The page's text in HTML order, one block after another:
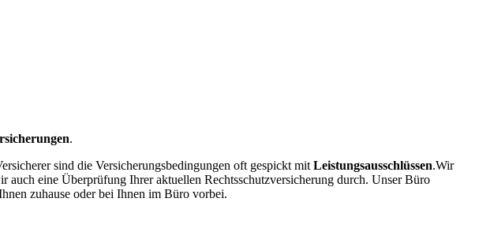
.
sind die Versicherungsbedingungen oft gespickt mit Leistungsausschlüssen.Wir
auch eine Überprüfung Ihrer aktuellen Rechtsschutzversicherung durch. Unser Büro
zuhause oder bei Ihnen im Büro vorbei.